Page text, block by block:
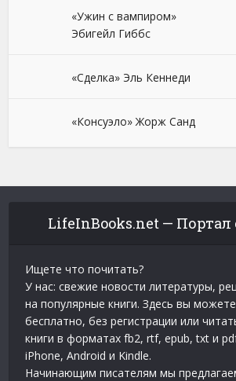
«Ужин с вампиром»
Эбигейл Гиббс
«Сделка» Эль Кеннеди
«Консуэло» Жорж Санд
LifeInBooks.net — Портал
Ищете что почитать?
У нас: свежие новости литературы,
на популярные книги. Здесь вы
бесплатно, без регистрации или
книги в форматах fb2, rtf, epub, txt и
iPhone, Android и Kindle.
Начинающим писателям мы